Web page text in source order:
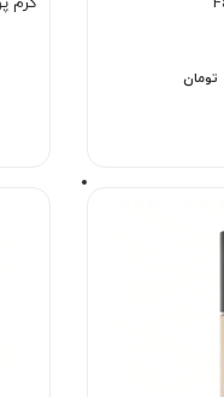
تومان